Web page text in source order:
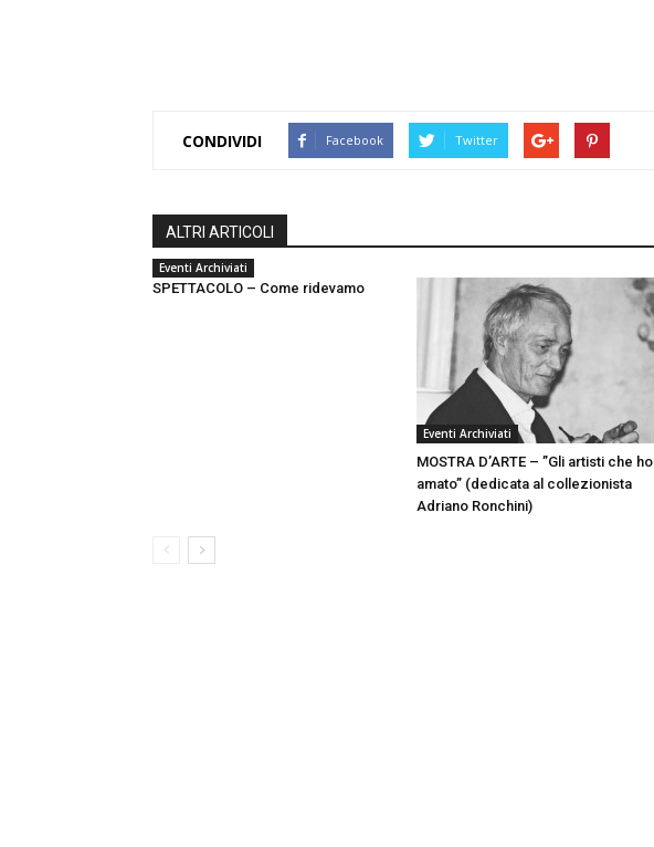
CONDIVIDI Facebook Twitter
ALTRI ARTICOLI
Eventi Archiviati
SPETTACOLO – Come ridevamo
Eventi Archiviati
MOSTRA D’ARTE – ”Gli artisti che ho
amato” (dedicata al collezionista
Adriano Ronchini)